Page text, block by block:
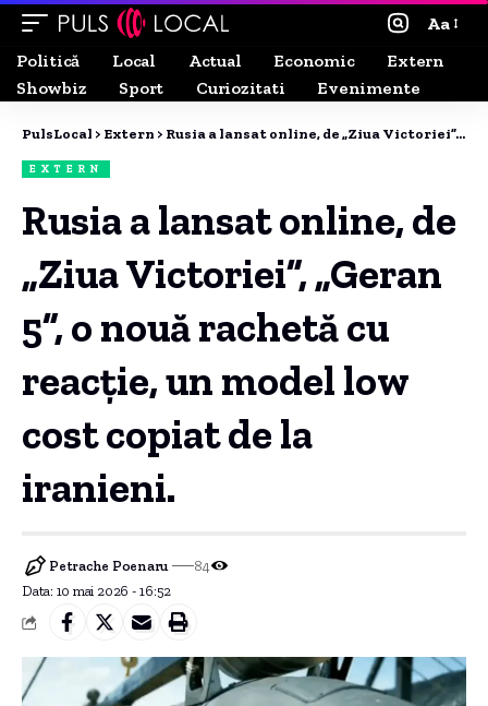
Aa
Politică
Local Actual Economic
Extern
Showbiz
Sport Curiozitati Evenimente
PulsLocal > Extern > Rusia a lansat online, de „Ziua Victoriei”, „Geran 5”, o nouă rachetă cu reacție, un model low cost copiat de la iranieni.
EXTERN
Rusia a lansat online, de
„Ziua Victoriei”, „Geran
5”, o nouă rachetă cu
reacție, un model low
cost copiat de la
iranieni.
Data: 10 mai 2026 - 16:52
Petrache Poenaru 84